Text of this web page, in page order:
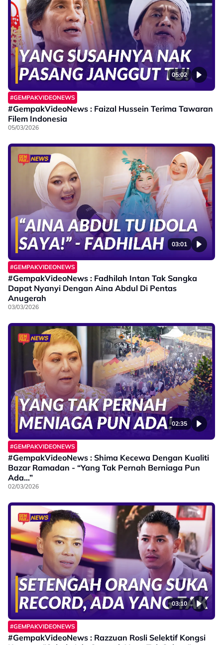
05:02
#GEMPAKVIDEONEWS
#GempakVideoNews : Faizal Hussein Terima Tawaran
Filem Indonesia
05/03/2026
03:01
#GEMPAKVIDEONEWS
#GempakVideoNews : Fadhilah Intan Tak Sangka
Dapat Nyanyi Dengan Aina Abdul Di Pentas
Anugerah
03/03/2026
02:35
#GEMPAKVIDEONEWS
#GempakVideoNews : Shima Kecewa Dengan Kualiti
Bazar Ramadan - “Yang Tak Pernah Berniaga Pun
Ada…”
02/03/2026
03:10
#GEMPAKVIDEONEWS
#GempakVideoNews : Razzuan Rosli Selektif Kongsi